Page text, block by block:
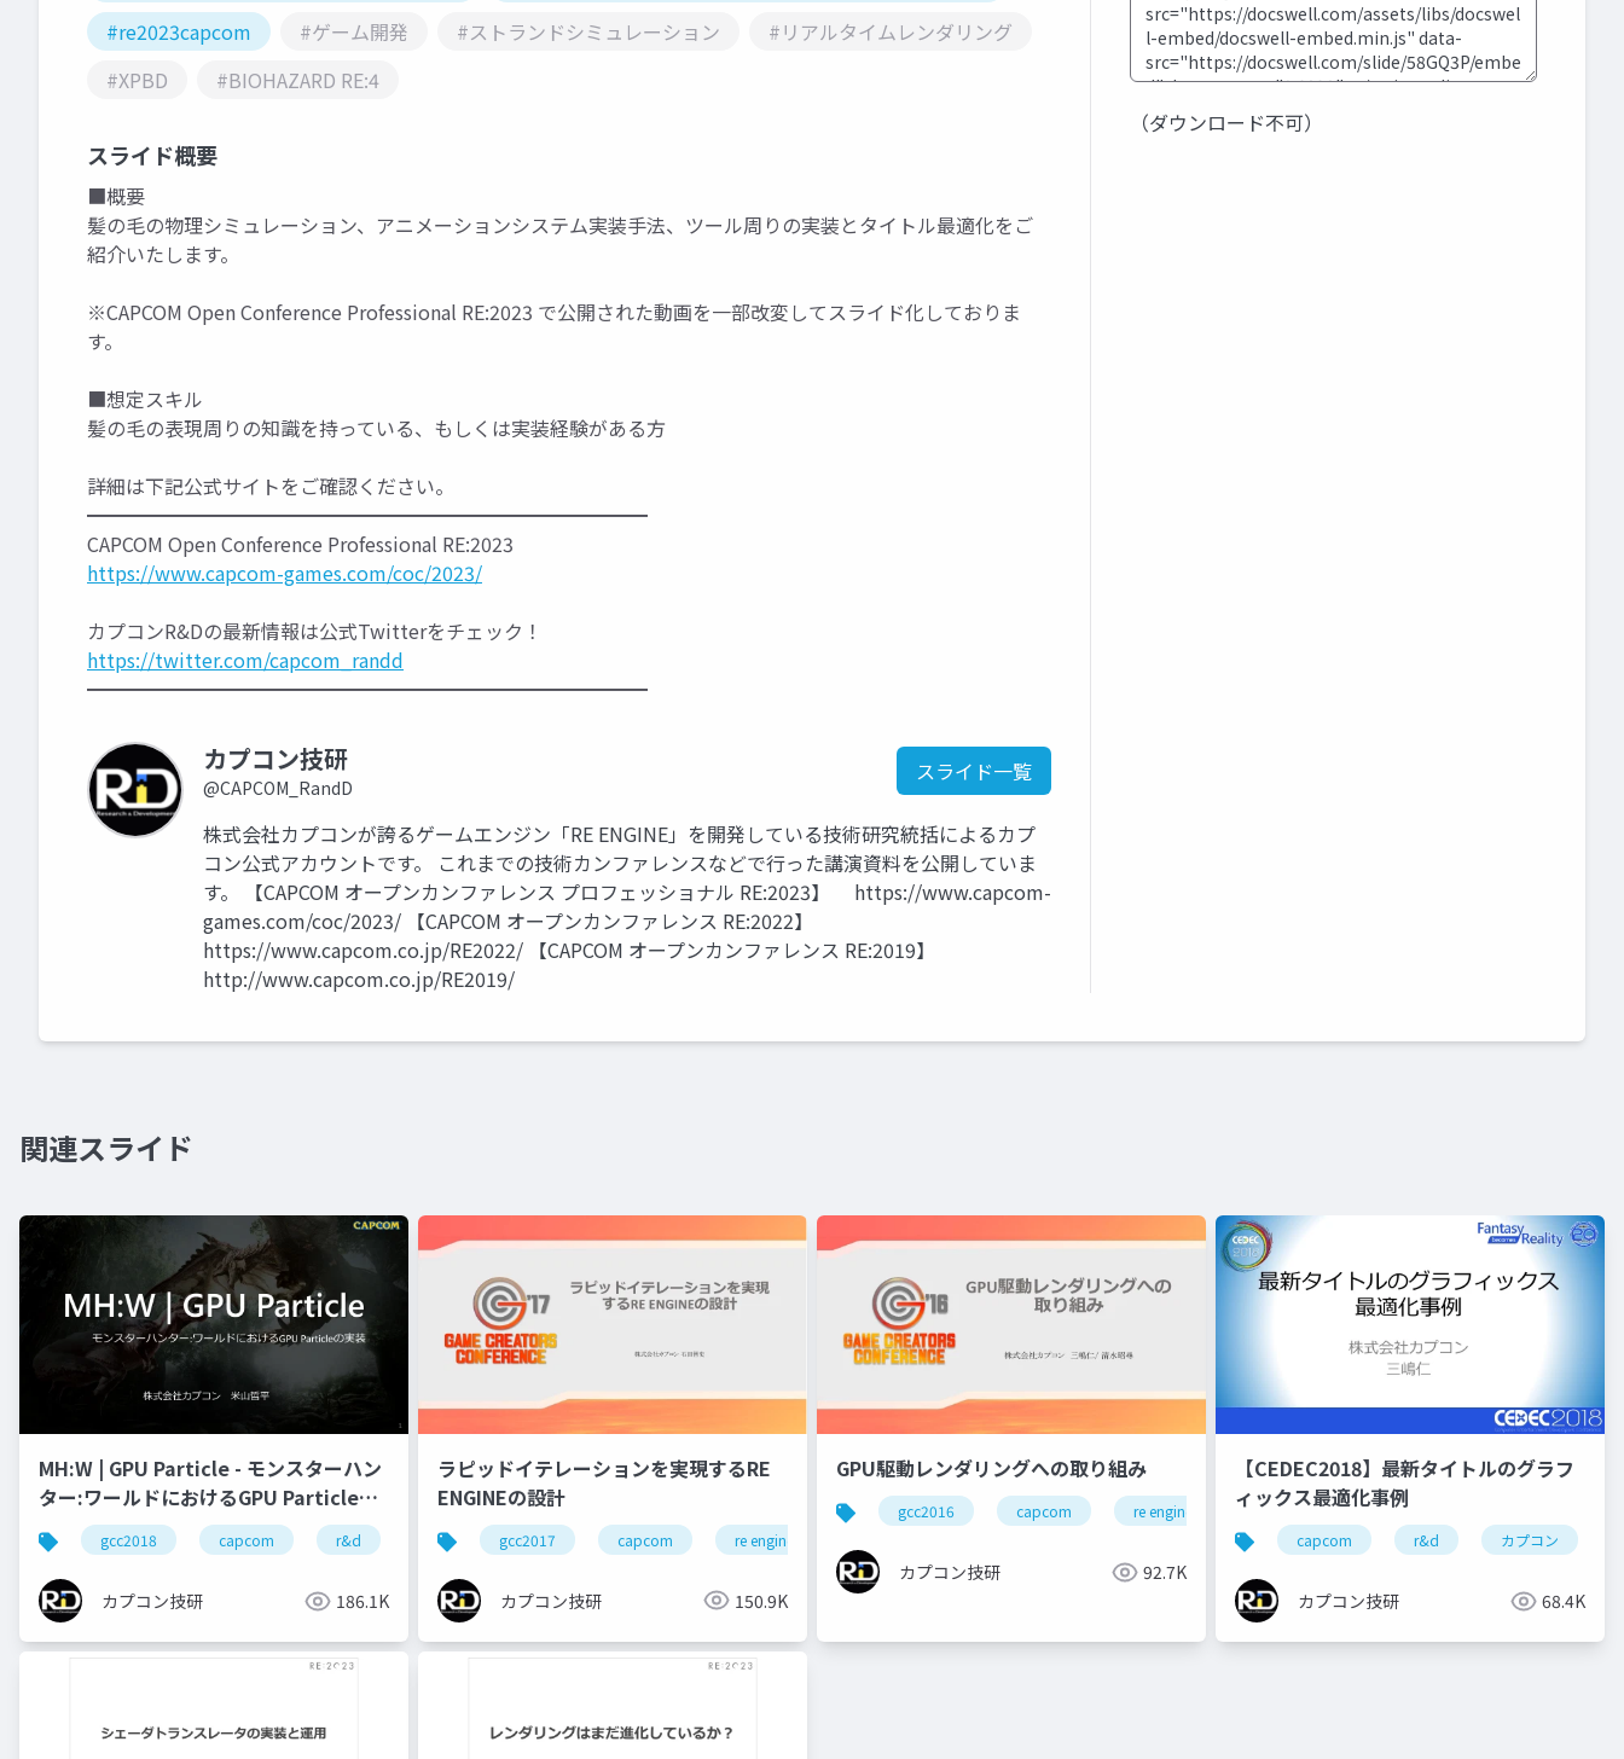
#re2023capcom
#ゲーム開発 #ストランドシミュレーション
#リアルタイムレンダリング
#XPBD
#BIOHAZARD RE:4
スライド概要
■概要
髪の毛の物理シミュレーション、アニメーションシステム実装手法、ツール周りの実装とタイトル最適化をご
紹介いたします。
※CAPCOM Open Conference Professional RE:2023 で公開された動画を一部改変してスライド化しておりま
す。
■想定スキル
髪の毛の表現周りの知識を持っている、もしくは実装経験がある方
詳細は下記公式サイトをご確認ください。
━━━━━━━━━━━━━━━━━━━━━━━━━━━━━
CAPCOM Open Conference Professional RE:2023
https://www.capcom-games.com/coc/2023/
カプコンR&Dの最新情報は公式Twitterをチェック！
https://twitter.com/capcom_randd
━━━━━━━━━━━━━━━━━━━━━━━━━━━━━
カプコン技研
@CAPCOM_RandD
スライド一覧
株式会社カプコンが誇るゲームエンジン「RE ENGINE」を開発している技術研究統括によるカプ
コン公式アカウントです。 これまでの技術カンファレンスなどで行った講演資料を公開していま
す。 【CAPCOM オープンカンファレンス プロフェッショナル RE:2023】 https://www.capcom-
games.com/coc/2023/ 【CAPCOM オープンカンファレンス RE:2022】
https://www.capcom.co.jp/RE2022/ 【CAPCOM オープンカンファレンス RE:2019】
http://www.capcom.co.jp/RE2019/
（ダウンロード不可）
関連スライド
MH:W | GPU Particle - モンスターハン
ター:ワールドにおけるGPU Particleの
実装
gcc2018 capcom r&d カプコン カプコン技研
カプコン技研 186.1K
ラピッドイテレーションを実現するRE
ENGINEの設計
gcc2017 capcom re engine
カプコン技研 150.9K
GPU駆動レンダリングへの取り組み
gcc2016 capcom re engine r&d カプコン
カプコン技研 92.7K
【CEDEC2018】最新タイトルのグラフ
ィックス最適化事例
capcom r&d カプコン
カプコン技研 68.4K